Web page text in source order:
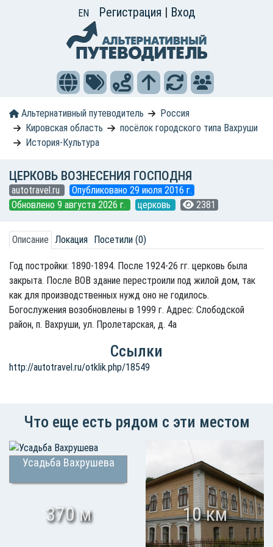
EN Регистрация | Вход
Альтернативный путеводитель
Россия
Кировская область
посёлок городского типа Вахруши
История-Культура
ЦЕРКОВЬ ВОЗНЕСЕНИЯ ГОСПОДНЯ
autotravel.ru
Опубликовано 29 июля 2016 г.
Обновлено 9 августа 2026 г.
церковь 2381
Описание Локация Посетили (0)
Год постройки: 1890-1894. После 1924-26 гг. церковь была
закрыта. После ВОВ здание перестроили под жилой дом, так
как для производственных нужд оно не годилось.
Богослужения возобновлены в 1999 г. Адрес: Слободской
район, п. Вахруши, ул. Пролетарская, д. 4а
Ссылки
http://autotravel.ru/otklik.php/18549
Что еще есть рядом с эти местом
Усадьба Вахрушева
370 м 10 км